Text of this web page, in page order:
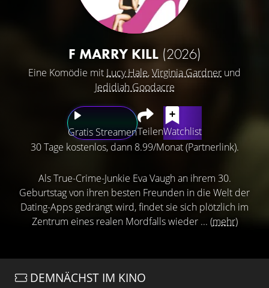
F MARRY KILL (2026)
Eine Komödie mit Lucy Hale,Virginia Gardner und
Jedidiah Goodacre
Gratis StreamenTeilenWatchlist
30 Tage kostenlos, dann 8.99/Monat (Partnerlink).
Als True-Crime-Junkie Eva Vaugh an ihrem 30.
Geburtstag von ihren besten Freunden in die Welt der
Dating-Apps gedrängt wird, findet sie sich plötzlich im
Zentrum eines realen Mordfalls wieder ... (mehr)
DEMNÄCHST IM KINO